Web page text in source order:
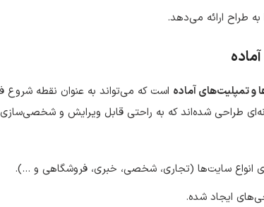
به طراح ارائه می‌دهد.
و تمپلیت‌های آماده است که می‌تواند به عنوان نقطه شروع
طراحی شده‌اند که به راحتی قابل ویرایش و
انواع سایت‌ها (تجاری، شخصی، خبری، فروشگاهی و …).
ایجاد شده.